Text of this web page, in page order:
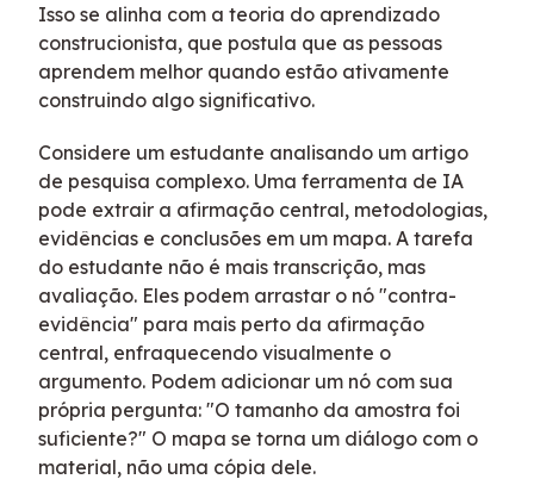
Isso se alinha com a teoria do aprendizado
construcionista, que postula que as pessoas
aprendem melhor quando estão ativamente
construindo algo significativo.
Considere um estudante analisando um artigo
de pesquisa complexo. Uma ferramenta de IA
pode extrair a afirmação central, metodologias,
evidências e conclusões em um mapa. A tarefa
do estudante não é mais transcrição, mas
avaliação. Eles podem arrastar o nó "contra-
evidência" para mais perto da afirmação
central, enfraquecendo visualmente o
argumento. Podem adicionar um nó com sua
própria pergunta: "O tamanho da amostra foi
suficiente?" O mapa se torna um diálogo com o
material, não uma cópia dele.